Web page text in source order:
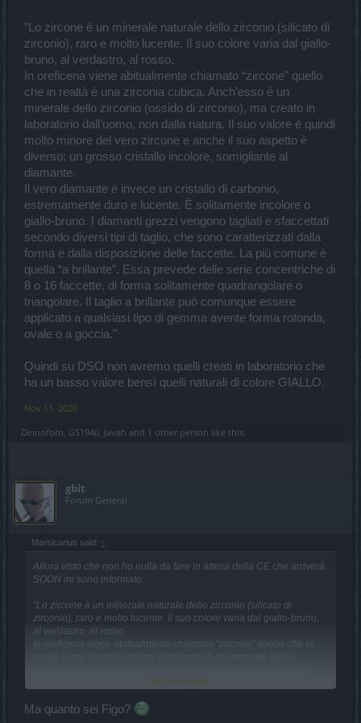
"Lo zircone è un minerale naturale dello zirconio (silicato di
zirconio), raro e molto lucente. Il suo colore varia dal giallo-
bruno, al verdastro, al rosso.
In oreficeria viene abitualmente chiamato “zircone” quello
che in realtà è una zirconia cubica. Anch’esso è un
minerale dello zirconio (ossido di zirconio), ma creato in
laboratorio dall’uomo, non dalla natura. Il suo valore è quindi
molto minore del vero zircone e anche il suo aspetto è
diverso: un grosso cristallo incolore, somigliante al
diamante.
Il vero diamante è invece un cristallo di carbonio,
estremamente duro e lucente. È solitamente incolore o
giallo-bruno. I diamanti grezzi vengono tagliati e sfaccettati
secondo diversi tipi di taglio, che sono caratterizzati dalla
forma e dalla disposizione delle faccette. La più comune è
quella “a brillante”. Essa prevede delle serie concentriche di
8 o 16 faccette, di forma solitamente quadrangolare o
triangolare. Il taglio a brillante può comunque essere
applicato a qualsiasi tipo di gemma avente forma rotonda,
ovale o a goccia."
Quindi su DSO non avremo quelli creati in laboratorio che
ha un basso valore bensì quelli naturali di colore GIALLO.
Nov 11, 2020
Deinoforo GS1946 Javah and 1 other person like this.
gbit
Forum General
Marsicanus said: ↑
Allora visto che non ho nulla da fare in attesa della CE che arriverà
SOON mi sono informato.
"Lo zircone è un minerale naturale dello zirconio (silicato di
zirconio), raro e molto lucente. Il suo colore varia dal giallo-bruno,
al verdastro, al rosso.
In oreficeria viene abitualmente chiamato “zircone” quello che in
non dalla natura. Il suo valore è quindi molto minore del vero
incolore, somigliante al diamante.
Click to expand...
Ma quanto sei Figo?